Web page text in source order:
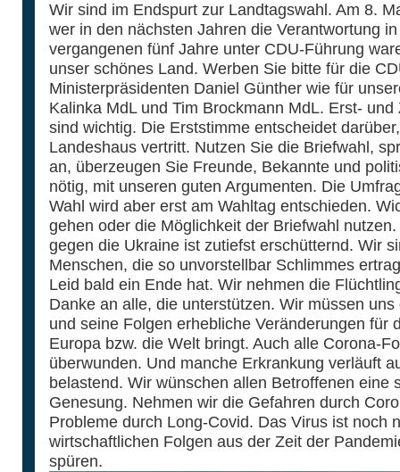
Wir sind im Endspurt zur Landtagswahl. Am 8.
wer in den nächsten Jahren die Verantwortung
vergangenen fünf Jahre unter CDU-Führung
unser schönes Land. Werben Sie bitte für die
Ministerpräsidenten Daniel Günther wie für
Kalinka MdL und Tim Brockmann MdL. Erst-
sind wichtig. Die Erststimme entscheidet
Landeshaus vertritt. Nutzen Sie die Briefwahl,
an, überzeugen Sie Freunde, Bekannte und
nötig, mit unseren guten Argumenten. Die
Wahl wird aber erst am Wahltag entschieden.
gehen oder die Möglichkeit der Briefwahl
gegen die Ukraine ist zutiefst erschütternd. Wir
Menschen, die so unvorstellbar Schlimmes
Leid bald ein Ende hat. Wir nehmen die
Danke an alle, die unterstützen. Wir müssen
und seine Folgen erhebliche Veränderungen für
Europa bzw. die Welt bringt. Auch alle Corona-
überwunden. Und manche Erkrankung verläuft
belastend. Wir wünschen allen Betroffenen eine
Genesung. Nehmen wir die Gefahren durch
Probleme durch Long-Covid. Das Virus ist noch
wirtschaftlichen Folgen aus der Zeit der
spüren.